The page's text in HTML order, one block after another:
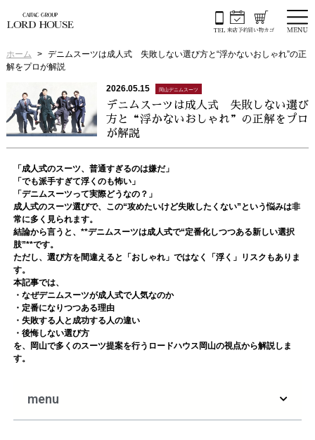
ホーム
デニムスーツは成人式 失敗しない選び方と“浮かないおしゃれ”の正
解をプロが解説
2026.05.15 岡山デニムスーツ
デニムスーツは成人式 失敗しない選び
方と“浮かないおしゃれ”の正解をプロ
が解説
「成人式のスーツ、普通すぎるのは嫌だ」
「でも派手すぎて浮くのも怖い」
「デニムスーツって実際どうなの？」
成人式のスーツ選びで、この“攻めたいけど失敗したくない”という悩みは非
常に多く見られます。
結論から言うと、**デニムスーツは成人式で“定番化しつつある新しい選択
肢”**です。
ただし、選び方を間違えると「おしゃれ」ではなく「浮く」リスクもありま
す。
本記事では、
・なぜデニムスーツが成人式で人気なのか
・定番になりつつある理由
・失敗する人と成功する人の違い
・後悔しない選び方
を、岡山で多くのスーツ提案を行うロードハウス岡山の視点から解説しま
す。
menu